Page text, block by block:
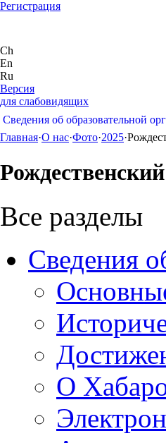
Регистрация
Ch
En
Ru
Версия
для слабовидящих
Сведения об образовательной
Главная·О нас·Фото·2025·
Все разделы
Сведения
О